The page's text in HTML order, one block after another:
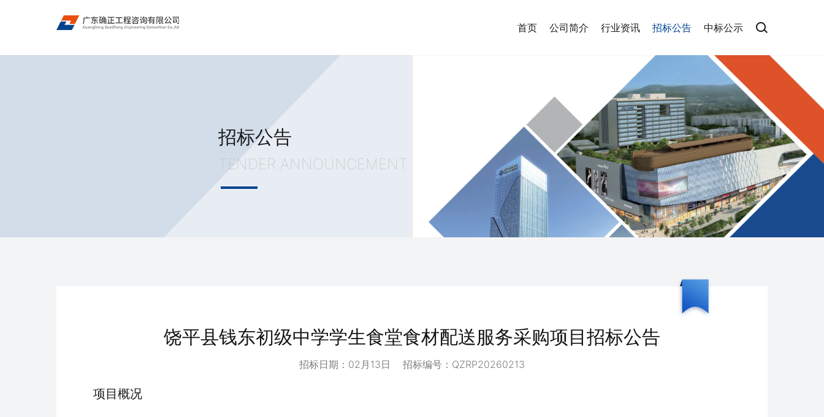
中标公示
招标公告
行业资讯
公司简介
首页
招标公告
TENDER ANNOUNCEMENT
饶平县钱东初级中学学生食堂食材配送服务采购项目招标公告
招标日期：02月13日 招标编号：QZRP20260213
项目概况